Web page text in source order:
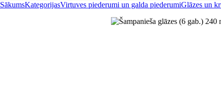
SākumsKategorijasVirtuves piederumi un galda piederumiGlāzes un